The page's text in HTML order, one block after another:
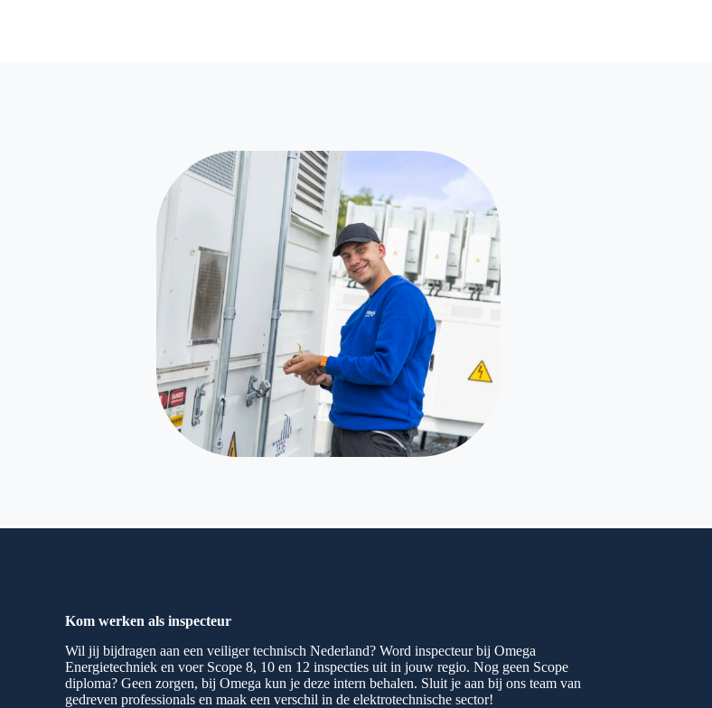
Kom werken als inspecteur
Wil jij bijdragen aan een veiliger technisch Nederland? Word inspecteur bij Omega
Energietechniek en voer Scope 8, 10 en 12 inspecties uit in jouw regio. Nog geen Scope
diploma? Geen zorgen, bij Omega kun je deze intern behalen. Sluit je aan bij ons team van
gedreven professionals en maak een verschil in de elektrotechnische sector!